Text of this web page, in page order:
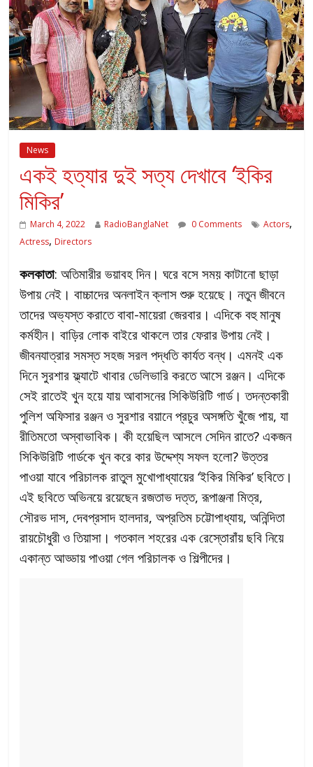
News
একই হত্যার দুই সত্য দেখাবে ‘ইকির
মিকির’
March 4, 2022 RadioBanglaNet 0 Comments Actors,
Actress, Directors
কলকাতা: অতিমারীর ভয়াবহ দিন। ঘরে বসে সময় কাটানো ছাড়া
উপায় নেই। বাচ্চাদের অনলাইন ক্লাস শুরু হয়েছে। নতুন জীবনে
তাদের অভ্যস্ত করাতে বাবা-মায়েরা জেরবার। এদিকে বহু মানুষ
কর্মহীন। বাড়ির লোক বাইরে থাকলে তার ফেরার উপায় নেই।
জীবনযাত্রার সমস্ত সহজ সরল পদ্ধতি কার্যত বন্ধ। এমনই এক
দিনে সুরশার ফ্ল্যাটে খাবার ডেলিভারি করতে আসে রঞ্জন। এদিকে
সেই রাতেই খুন হয়ে যায় আবাসনের সিকিউরিটি গার্ড। তদন্তকারী
পুলিশ অফিসার রঞ্জন ও সুরশার বয়ানে প্রচুর অসঙ্গতি খুঁজে পায়, যা
রীতিমতো অস্বাভাবিক। কী হয়েছিল আসলে সেদিন রাতে? একজন
সিকিউরিটি গার্ডকে খুন করে কার উদ্দেশ্য সফল হলো? উত্তর
পাওয়া যাবে পরিচালক রাতুল মুখোপাধ্যায়ের ‘ইকির মিকির’ ছবিতে।
এই ছবিতে অভিনয়ে রয়েছেন রজতাভ দত্ত, রূপাঞ্জনা মিত্র,
সৌরভ দাস, দেবপ্রসাদ হালদার, অপ্রতিম চট্টোপাধ্যায়, অনিন্দিতা
রায়চৌধুরী ও তিয়াসা। গতকাল শহরের এক রেস্তোরাঁয় ছবি নিয়ে
একান্ত আড্ডায় পাওয়া গেল পরিচালক ও শিল্পীদের।